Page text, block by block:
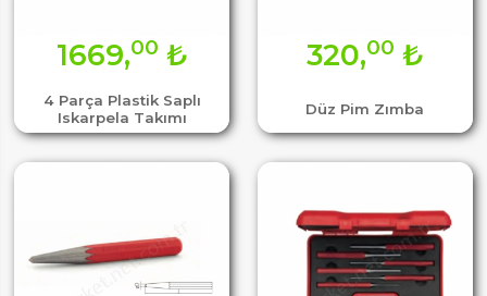
4 Parça Plastik Saplı
Iskarpela Takımı
1669,00 ₺
Düz Pim Zımba
320,00 ₺